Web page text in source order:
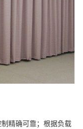
精确可靠；根据负载